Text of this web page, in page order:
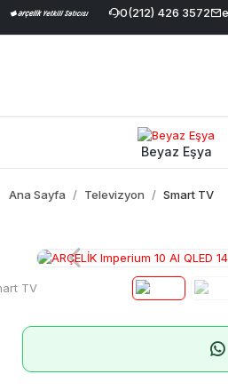
0(212) 426 3572
| Geniş Ürün Yelpazesi |
Beyaz Eşya
Ana Sayfa Televizyon Smart TV